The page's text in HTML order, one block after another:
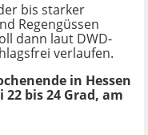
bis starker
Regengüssen
dann laut DWD-
verlaufen.
in Hessen
bis 24 Grad, am